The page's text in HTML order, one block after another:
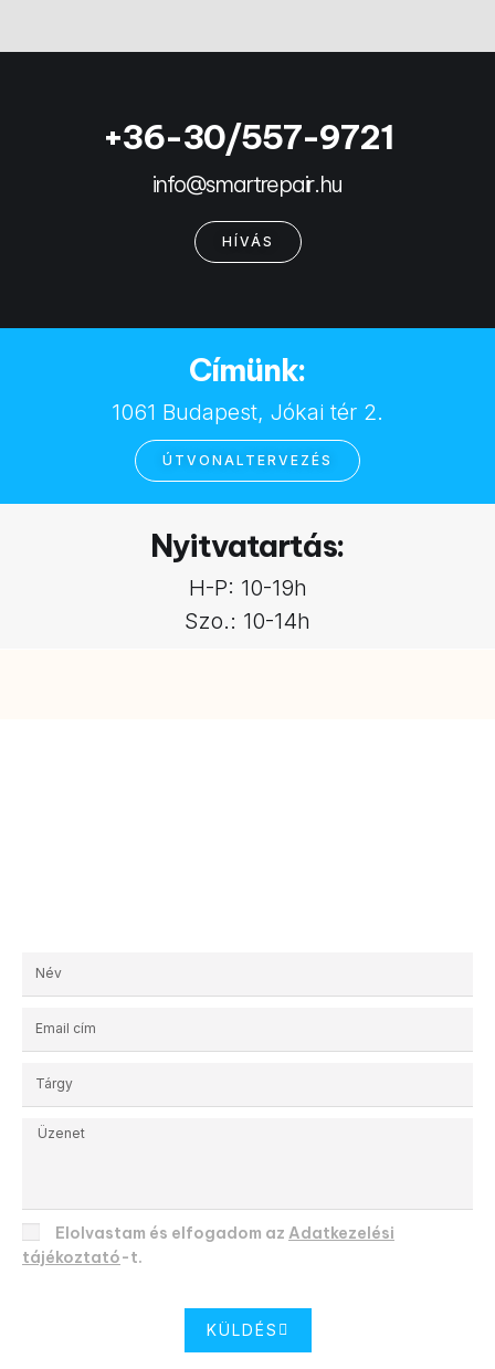
+36-30/557-9721
info@smartrepair.hu
HÍVÁS
Címünk:
1061 Budapest, Jókai tér 2.
ÚTVONALTERVEZÉS
Nyitvatartás:
H-P: 10-19h
Szo.: 10-14h
Elolvastam és elfogadom az Adatkezelési
tájékoztató-t.
KÜLDÉS